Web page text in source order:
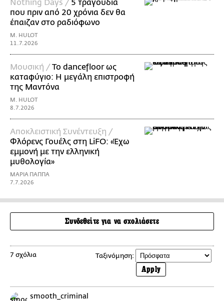
Nothing Days / 5 τραγούδια
που πριν από 20 χρόνια δεν θα
έπαιζαν στο ραδιόφωνο
M. HULOT
11.7.2026
Μουσική /Το dancefloor ως
καταφύγιο: Η μεγάλη επιστροφή
της Μαντόνα
M. HULOT
8.7.2026
Αποκλειστική Συνέντευξη /
Φλόρενς Γουέλς στη LiFO: «Έχω
εμμονή με την ελληνική
μυθολογία»
ΜΑΡΙΑ ΠΑΠΠΑ
7.7.2026
Συνδεθείτε για να σχολιάσετε
7 σχόλια Ταξινόμηση:
Apply
smooth_criminal